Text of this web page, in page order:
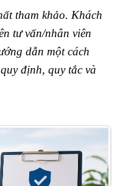
tham khảo. Khách
tư vấn/nhân viên
dẫn một cách
định, quy tắc và